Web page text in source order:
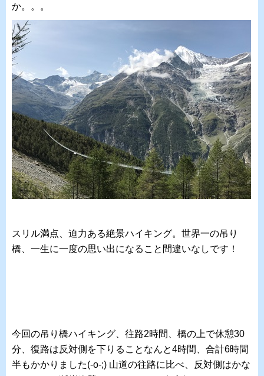
か。。。
スリル満点、迫力ある絶景ハイキング。世界一の吊り
橋、一生に一度の思い出になること間違いなしです！
今回の吊り橋ハイキング、往路2時間、橋の上で休憩30
分、復路は反対側を下りることなんと4時間、合計6時間
半もかかりました(-o-;) 山道の往路に比べ、反対側はかな